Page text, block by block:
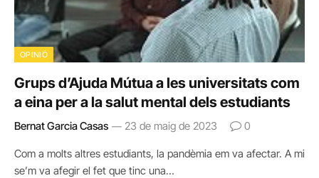
OPINIÓ
Grups d’Ajuda Mútua a les universitats com
a eina per a la salut mental dels estudiants
Bernat Garcia Casas 23 de maig de 2023 0
Com a molts altres estudiants, la pandèmia em va afectar. A mi
se’m va afegir el fet que tinc una…